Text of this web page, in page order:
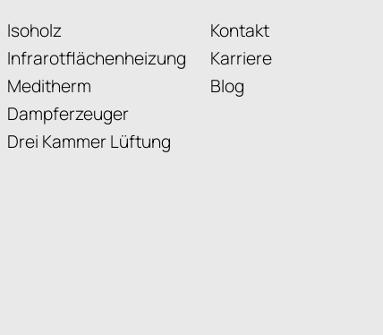
Isoholz
Infrarotflächenheizung
Meditherm
Dampferzeuger
Drei Kammer Lüftung
Kontakt
Karriere
Blog